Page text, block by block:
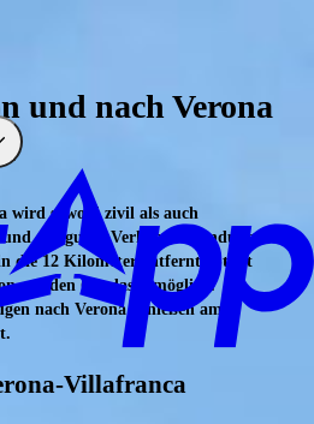
und nach Verona
wird sowohl zivil als auch
der guten Verkehrsanbindung
die 12 Kilometer entfernte Stadt
um den Gardasee möglich.
nach Verona genießen am
Villafranca